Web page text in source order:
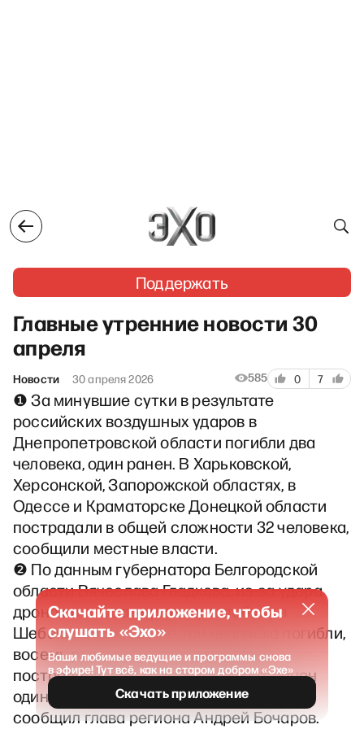
Поддержать
Главные утренние новости 30
апреля
Новости 30 апреля 2026 585 0 7
❶ За минувшие сутки в результате
российских воздушных ударов в
Днепропетровской области погибли два
человека, один ранен. В Харьковской,
Херсонской, Запорожской областях, в
Одессе и Краматорске Донецкой области
пострадали в общей сложности 32 человека,
сообщили местные власти.
❷ По данным губернатора Белгородской
области Вячеслава Гладкова, из-за удара
дрона по пассажирскому автобусу в
Шебекинском районе три человека погибли,
восемь ранены. В других районах
пострадали ещё трое. Кроме того, ранен
один житель Волгоградской области,
сообщил глава региона Андрей Бочаров.
Скачайте приложение, чтобы
слушать «Эхо»
Ваши любимые ведущие и программы снова
в эфире! Тут всё, как на старом добром «Эхе»
Скачать приложение